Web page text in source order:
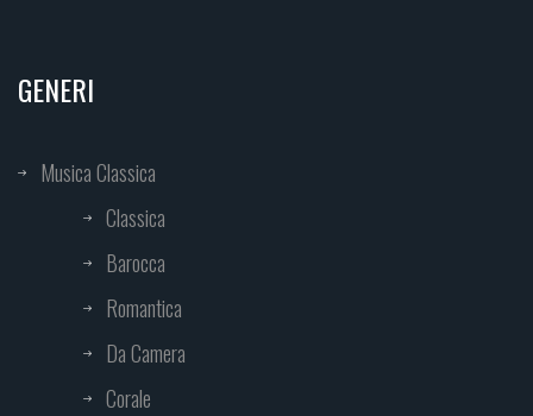
GENERI
Musica Classica
Classica
Barocca
Romantica
Da Camera
Corale